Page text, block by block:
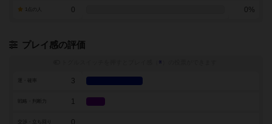
0 0%
プレイ感の評価
※
3
戦略・判断力 1
0